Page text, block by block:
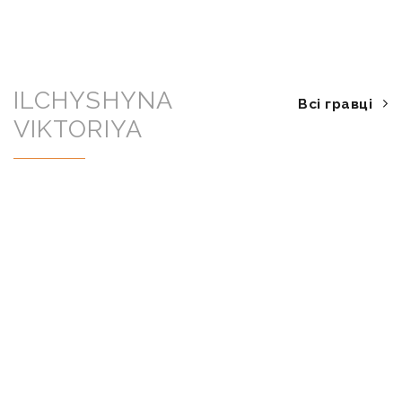
ILCHYSHYNA
VIKTORIYA
Всі гравці